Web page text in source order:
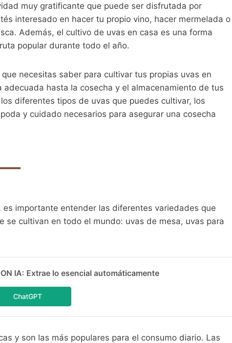
muy gratificante que puede ser disfrutada por
interesado en hacer tu propio vino, hacer mermelada o
Además, el cultivo de uvas en casa es una forma
popular durante todo el año.
necesitas saber para cultivar tus propias uvas en
hasta la cosecha y el almacenamiento de tus
diferentes tipos de uvas que puedes cultivar, los
y cuidado necesarios para asegurar una cosecha
, es importante entender las diferentes variedades que
se cultivan en todo el mundo: uvas de mesa, uvas para
IA: Extrae lo esencial automáticamente
ChatGPT
y son las más populares para el consumo diario. Las